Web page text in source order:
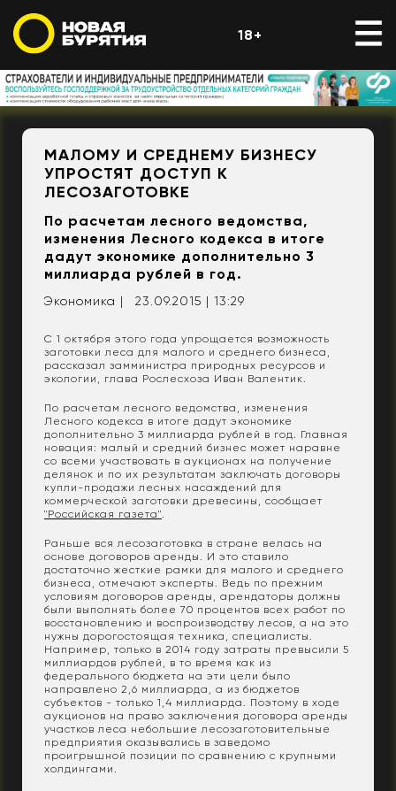
18+
МАЛОМУ И СРЕДНЕМУ БИЗНЕСУ
УПРОСТЯТ ДОСТУП К
ЛЕСОЗАГОТОВКЕ
По расчетам лесного ведомства,
изменения Лесного кодекса в итоге
дадут экономике дополнительно 3
миллиарда рублей в год.
Экономика | 23.09.2015 | 13:29
С 1 октября этого года упрощается возможность
заготовки леса для малого и среднего бизнеса,
рассказал замминистра природных ресурсов и
экологии, глава Рослесхоза Иван Валентик.
По расчетам лесного ведомства, изменения
Лесного кодекса в итоге дадут экономике
дополнительно 3 миллиарда рублей в год. Главная
новация: малый и средний бизнес может наравне
со всеми участвовать в аукционах на получение
делянок и по их результатам заключать договоры
купли-продажи лесных насаждений для
коммерческой заготовки древесины, сообщает
"Российская газета".
Раньше вся лесозаготовка в стране велась на
основе договоров аренды. И это ставило
достаточно жесткие рамки для малого и среднего
бизнеса, отмечают эксперты. Ведь по прежним
условиям договоров аренды, арендаторы должны
были выполнять более 70 процентов всех работ по
восстановлению и воспроизводству лесов, а на это
нужны дорогостоящая техника, специалисты.
Например, только в 2014 году затраты превысили 5
миллиардов рублей, в то время как из
федерального бюджета на эти цели было
направлено 2,6 миллиарда, а из бюджетов
субъектов - только 1,4 миллиарда. Поэтому в ходе
аукционов на право заключения договора аренды
участков леса небольшие лесозаготовительные
предприятия оказывались в заведомо
проигрышной позиции по сравнению с крупными
холдингами.